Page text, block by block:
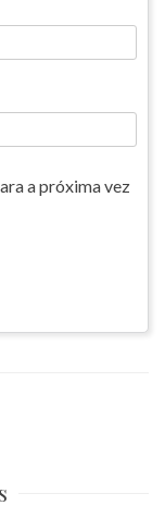
a próxima vez